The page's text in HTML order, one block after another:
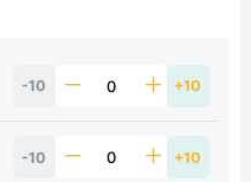
-10 +10
-10 +10